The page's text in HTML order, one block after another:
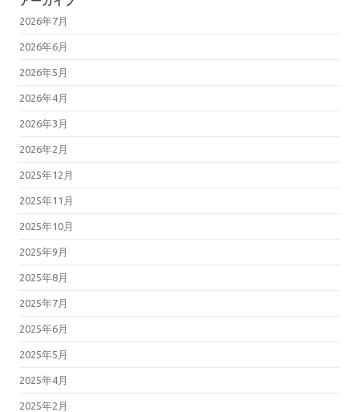
2026年7月
2026年6月
2026年5月
2026年4月
2026年3月
2026年2月
2025年12月
2025年11月
2025年10月
2025年9月
2025年8月
2025年7月
2025年6月
2025年5月
2025年4月
2025年2月